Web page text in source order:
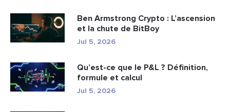
Ben Armstrong Crypto : L’ascension
et la chute de BitBoy
Jul 5, 2026
Qu’est-ce que le P&L ? Définition,
formule et calcul
Jul 5, 2026